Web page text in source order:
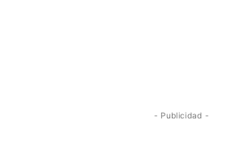
- Publicidad -